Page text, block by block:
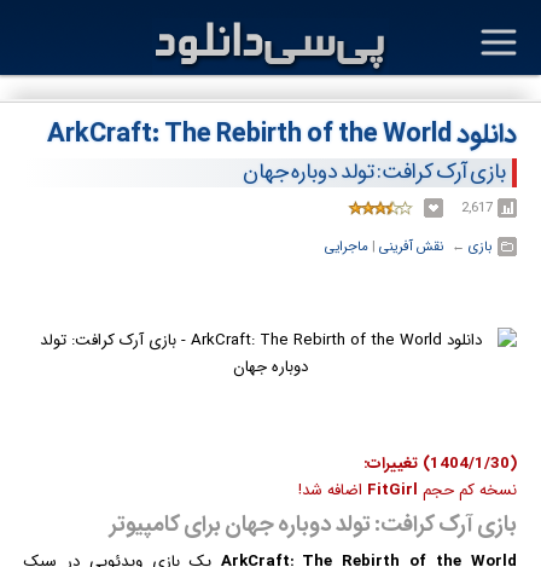
دانلود ArkCraft: The Rebirth of the World
بازی آرک کرافت: تولد دوباره جهان
2,617
بازی ← ‏ نقش آفرینی ‏| ماجرایی
(1404/1/30) تغییرات:
نسخه کم حجم FitGirl اضافه شد!
بازی آرک کرافت: تولد دوباره جهان برای کامپیوتر